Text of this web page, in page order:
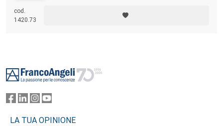
cod.
1420.73
LA TUA OPINIONE